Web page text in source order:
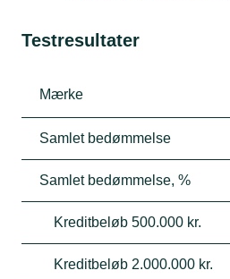
Testresultater
Mærke
Samlet bedømmelse
Samlet bedømmelse, %
Kreditbeløb 500.000 kr.
Kreditbeløb 2.000.000 kr.